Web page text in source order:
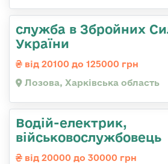
служба в Збройних
України
від 20100 до 125000 грн
Лозова, Харківська область
Водій-електрик,
військовослужбовець
від 20000 до 30000 грн